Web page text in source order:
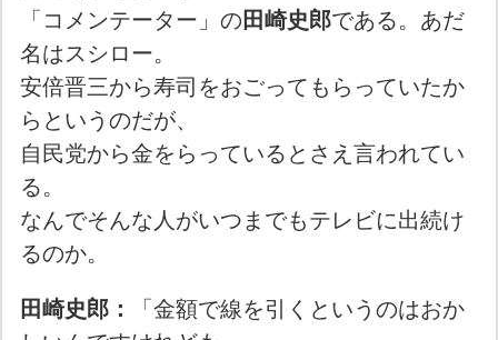
「コメンテーター」の 田崎史郎である。あだ
名はスシロー。
安倍晋三から寿司をおごってもらっていたか
らというのだが、
自民党から金をらっているとさえ言われてい
る。
なんでそんな人がいつまでもテレビに出続け
るのか。
田崎史郎：
「金額で線を引くというのはおか